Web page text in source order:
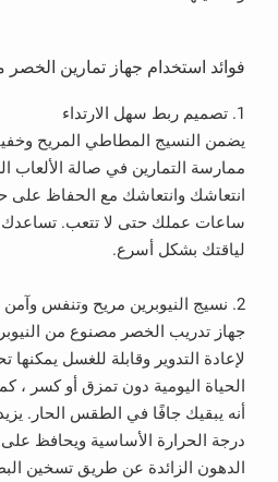
فوائد استخدام جهاز تمارين
1. تصميم ربط سهل الارتداء
يضمن النسيج المطاطي المريح
ممارسة التمارين في صالة الألعاب
انتعاشك وانتعاشك مع الحفاظ على
ساعات عملك حتى لا تتعب.
لياقتك بشكل أسرع.
2. نسيج النيوبرين مريح وتنفس وآمن ودائم
جهاز تدريب الخصر مصنوع من
لإعادة التدوير وقابلة للغسل يمكنها
الحياة اليومية دون تمزق أو كسر ،
أنه يبقيك جافًا في الطقس الحار.
درجة الحرارة الأساسية ويحافظ
الدهون الزائدة عن طريق تسخين